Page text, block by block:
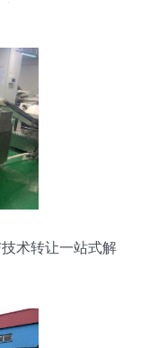
术转让一站式解